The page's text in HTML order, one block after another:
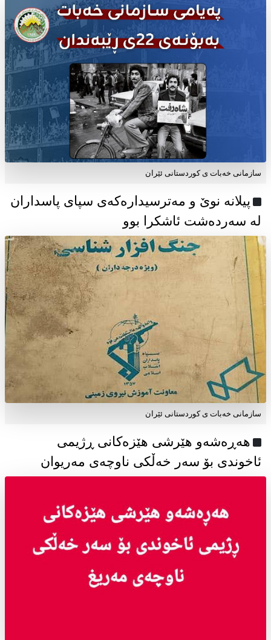
سازمانی خەبات ی كوردستانی ئێران
پیلانە نوێ و مەترسیدارەکەی سپای پاسداران
لە سەردەشت ئاشکرا بوو
سازمانی خەبات ی كوردستانی ئێران
هەڕەشەو هێرشی هێزەکانی ڕژیمی
ئاخوندی بۆ سەر خەڵکی ناوچەی مەریوان